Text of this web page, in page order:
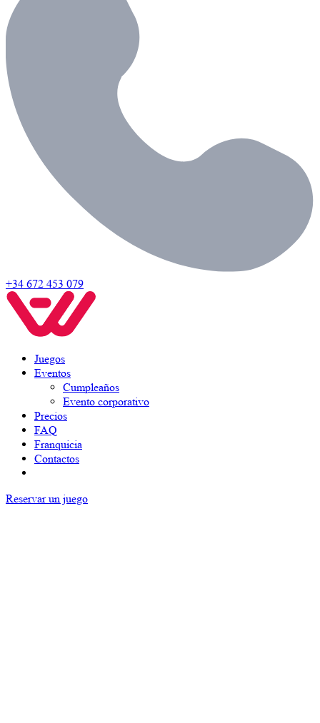
+34 672 453 079
Juegos
Eventos
Cumpleaños
Evento corporativo
Precios
FAQ
Franquicia
Contactos
Reservar un juego